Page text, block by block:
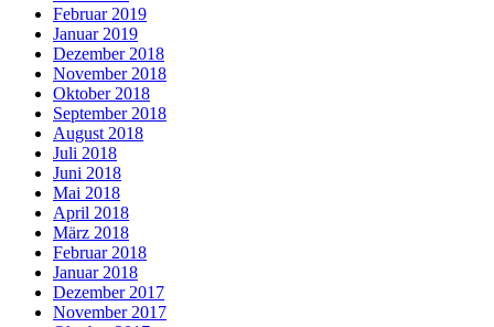
Februar 2019
Januar 2019
Dezember 2018
November 2018
Oktober 2018
September 2018
August 2018
Juli 2018
Juni 2018
Mai 2018
April 2018
März 2018
Februar 2018
Januar 2018
Dezember 2017
November 2017